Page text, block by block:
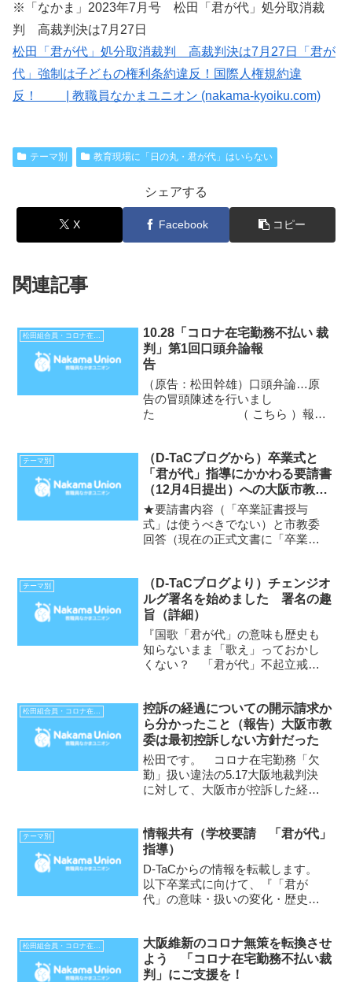
※「なかま」2023年7月号 松田「君が代」処分取消裁
判 高裁判決は7月27日
松田「君が代」処分取消裁判 高裁判決は7月27日「君が
代」強制は子どもの権利条約違反！国際人権規約違
反！ | 教職員なかまユニオン (nakama-kyoiku.com)
テーマ別 教育現場に「日の丸・君が代」はいらない
シェアする
X Facebook コピー
関連記事
松田組合員・コロナ在宅勤務不払い裁判
10.28「コロナ在宅勤務不払い 裁
判」第1回口頭弁論報
告
（原告：松田幹雄）口頭弁論…原
告の冒頭陳述を行いまし
た （ こちら ）報告
法廷が809号法廷から202号大法廷
に変更されました。テレビの取材
が入ることになったからです。...
テーマ別
（D-TaCブログから）卒業式と
「君が代」指導にかかわる要請書
（12月4日提出）への大阪市教委
の回答（2025年1月20日）が来ま
した
★要請書内容（「卒業証書授与
式」は使うべきでない）と市教委
回答（現在の正式文書に「卒業証
えるよう要請★市教委回答は学習
指導要領の「君が代」指導にかか
わる記述を紹介するだけで、子ど
も...
テーマ別
（D-TaCブログより）チェンジオ
ルグ署名を始めました 署名の趣
旨（詳細）
『国歌「君が代」の意味も歴史も
知らないまま「歌え」っておかし
くない？ 「君が代」不起立戒告
TaC 「君が代」不起立戒告処分
取消裁判上告人 松田幹雄 11月
20日に始めた「君...
松田組合員・コロナ在宅勤務不払い裁判
控訴の経過についての開示請求か
ら分かったこと（報告）大阪市教
委は最初控訴しない方針だった
松田です。 コロナ在宅勤務「欠
勤」扱い違法の5.17大阪地裁判決
に対して、大阪市が控訴した経過
◆2023.5.29 個人情報開示請求
◆2023.6.12 部分開示決定通知
◆2023.6....
テーマ別
情報共有（学校要請 「君が代」
指導）
D-TaCからの情報を転載します。
以下卒業式に向けて、『「君が
代」の意味・扱いの変化・歴史を
しようとする人がおられるかもし
れないと思い、情報共有です。大
阪の府立学校に対しては、この...
松田組合員・コロナ在宅勤務不払い裁判
大阪維新のコロナ無策を転換させ
よう 「コロナ在宅勤務不払い裁
判」にご支援を！